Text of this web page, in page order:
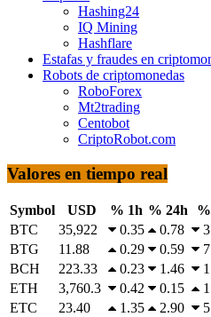
Hashing24
IQ Mining
Hashflare
Estafas y fraudes en
Robots de criptomonedas
RoboForex
Mt2trading
Centobot
CriptoRobot.com
Valores en tiempo real
Symbol USD % 1h % 24h
BTC
35,922 0.35 0.78
BTG
11.88 0.29 0.59
BCH
223.33 0.23 1.46
ETH
3,760.3 0.42 0.15
ETC
23.40 1.35 2.90